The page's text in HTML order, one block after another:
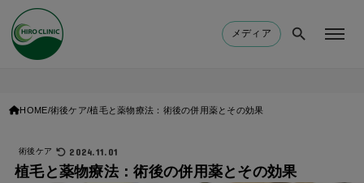
メディア
HOME 術後ケア 植毛と薬物療法：術後の併用薬とその効果
術後ケア 2024.11.01
植毛と薬物療法：術後の併用薬とその効果